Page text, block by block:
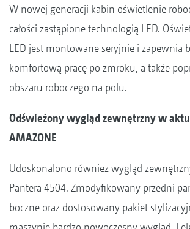
W nowej generacji kabin oświetlenie
całości zastąpione technologią LED.
LED jest montowane seryjnie i zapewnia
komfortową pracę po zmroku, a także
obszaru roboczego na polu.
Odświeżony wygląd zewnętrzny w
AMAZONE
Udoskonalono również wygląd
Pantera 4504. Zmodyfikowany przedni
boczne oraz dostosowany pakiet